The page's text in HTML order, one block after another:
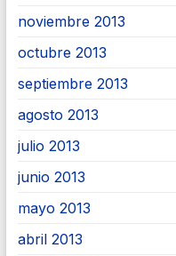
noviembre 2013
octubre 2013
septiembre 2013
agosto 2013
julio 2013
junio 2013
mayo 2013
abril 2013